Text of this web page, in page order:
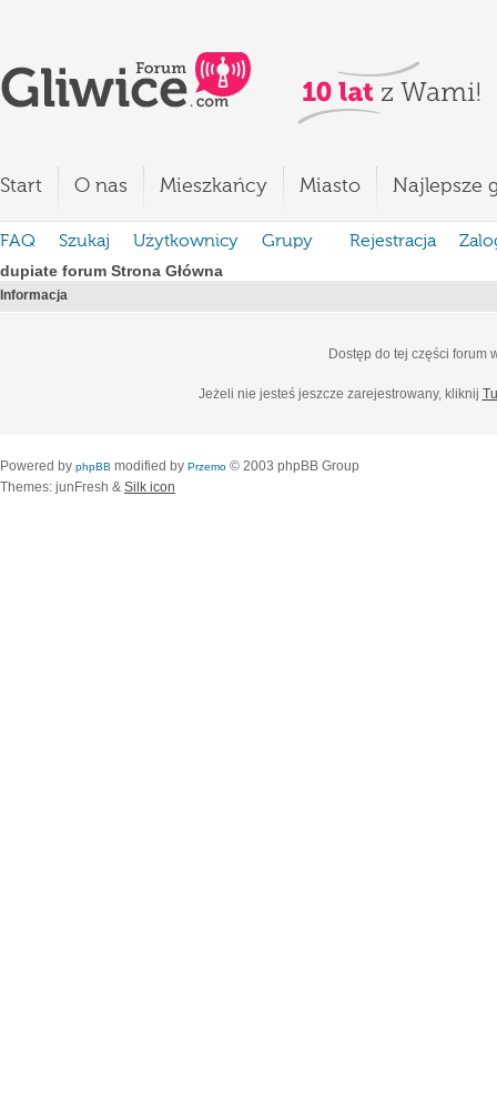
Start O nas Mieszkańcy Miasto Najlepsze
FAQ Szukaj Użytkownicy Grupy Rejestracja
dupiate forum Strona Główna
Informacja
Dostęp do tej części forum
Jeżeli nie jesteś jeszcze zarejestrowany, kliknij
Powered by phpBB modified by Przemo © 2003 phpBB Group
Themes: junFresh & Silk icon